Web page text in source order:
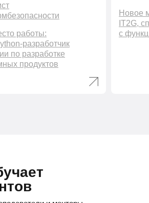
работы:
разработчик
по разработке
продуктов
Новое
IT2G,
с